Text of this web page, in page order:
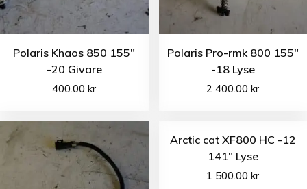
Polaris Khaos 850 155″
-20 Givare
400.00kr
Polaris Pro-rmk 800 155″
-18 Lyse
2 400.00kr
Arctic cat XF800 HC -12
141″ Lyse
1 500.00kr